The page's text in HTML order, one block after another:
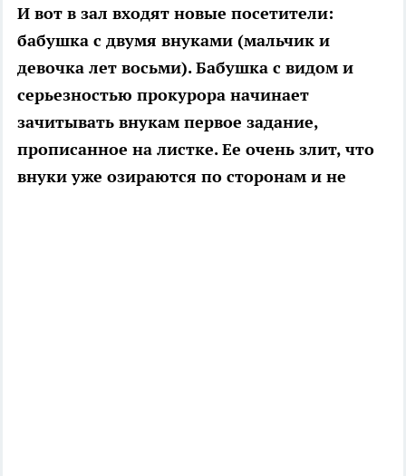
И вот в зал входят новые посетители:
бабушка с двумя внуками (мальчик и
девочка лет восьми). Бабушка с видом и
серьезностью прокурора начинает
зачитывать внукам первое задание,
прописанное на листке. Ее очень злит, что
внуки уже озираются по сторонам и не